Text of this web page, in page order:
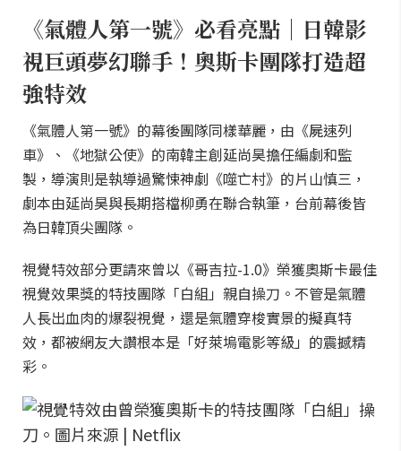
《氣體人第一號》必看亮點｜日韓影
視巨頭夢幻聯手！奧斯卡團隊打造超
強特效
《氣體人第一號》的幕後團隊同樣華麗，由《屍速列
車》、《地獄公使》的南韓主創延尚昊擔任編劇和監
製，導演則是執導過驚悚神劇《噬亡村》的片山慎三，
劇本由延尚昊與長期搭檔柳勇在聯合執筆，台前幕後皆
為日韓頂尖團隊。
視覺特效部分更請來曾以《哥吉拉-1.0》榮獲奧斯卡最佳
視覺效果獎的特技團隊「白組」親自操刀。不管是氣體
人長出血肉的爆裂視覺，還是氣體穿梭實景的擬真特
效，都被網友大讚根本是「好萊塢電影等級」的震撼精
彩。